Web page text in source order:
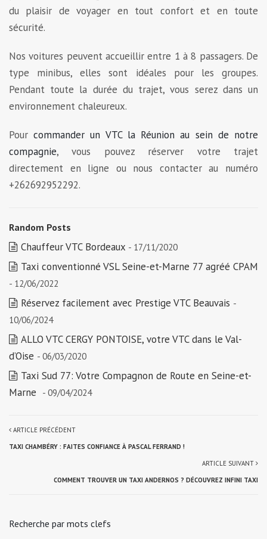
du plaisir de voyager en tout confort et en toute
sécurité.
Nos voitures peuvent accueillir entre 1 à 8 passagers. De
type minibus, elles sont idéales pour les groupes.
Pendant toute la durée du trajet, vous serez dans un
environnement chaleureux.
Pourcommander un VTC la Réunion au sein de notre
compagnie, vous pouvez réserver votre trajet
directement en ligne ou nous contacter au numéro
+262692952292.
Random Posts
Chauffeur VTC Bordeaux - 17/11/2020
Taxi conventionné VSL Seine-et-Marne 77 agréé CPAM
- 12/06/2022
Réservez facilement avec Prestige VTC Beauvais -
10/06/2024
ALLO VTC CERGY PONTOISE, votre VTC dans le Val-
d’Oise - 06/03/2020
Taxi Sud 77: Votre Compagnon de Route en Seine-et-
Marne - 09/04/2024
ARTICLE PRÉCÉDENT
TAXI CHAMBÉRY : FAITES CONFIANCE À PASCAL FERRAND !
ARTICLE SUIVANT
COMMENT TROUVER UN TAXI ANDERNOS ? DÉCOUVREZ INFINI TAXI
Recherche par mots clefs